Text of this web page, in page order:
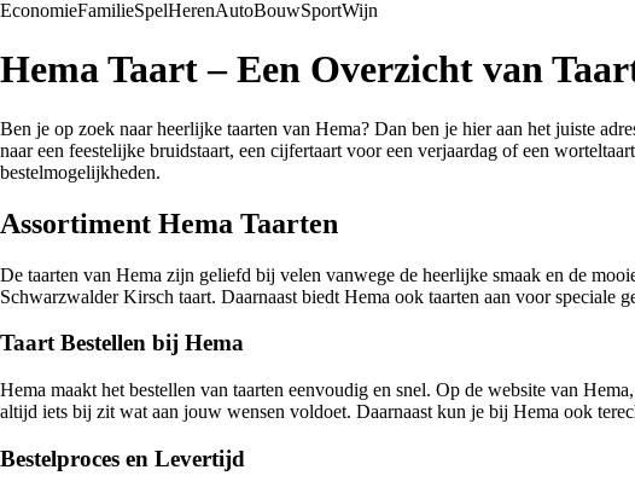
EconomieFamilieSpelHerenAutoBouwSportWijn
Hema Taart – Een Overzicht van
Ben je op zoek naar heerlijke taarten van Hema? Dan ben je hier aan het juiste
naar een feestelijke bruidstaart, een cijfertaart voor een verjaardag of een
bestelmogelijkheden.
Assortiment Hema Taarten
De taarten van Hema zijn geliefd bij velen vanwege de heerlijke smaak en de
Schwarzwalder Kirsch taart. Daarnaast biedt Hema ook taarten aan voor speciale
Taart Bestellen bij Hema
Hema maakt het bestellen van taarten eenvoudig en snel. Op de website van
altijd iets bij zit wat aan jouw wensen voldoet. Daarnaast kun je bij Hema ook
Bestelproces en Levertijd